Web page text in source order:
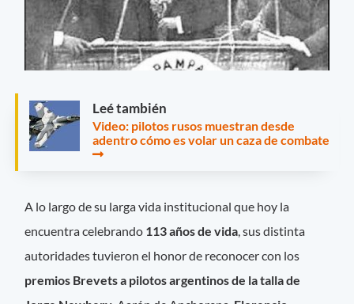
Leé también
Video: pilotos rusos muestran desde
adentro cómo es volar un caza de combate
A lo largo de su larga vida institucional que hoy la
encuentra celebrando 113 años de vida , sus distinta
autoridades tuvieron el honor de reconocer con los
premios Brevets a pilotos argentinos de la talla de